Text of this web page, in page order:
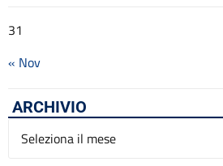
31
« Nov
ARCHIVIO
Archivio